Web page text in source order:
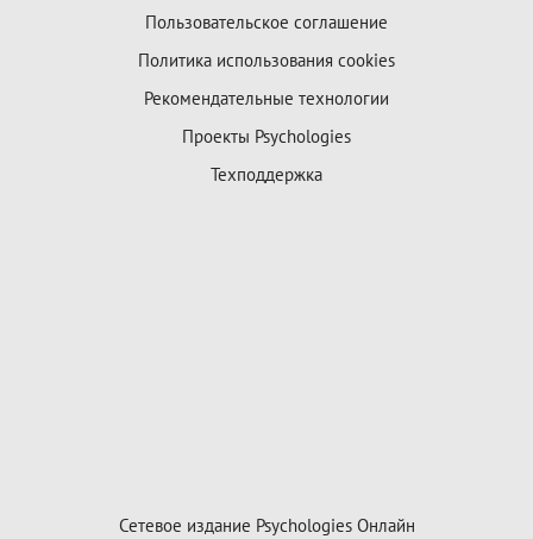
Пользовательское соглашение
Политика использования cookies
Рекомендательные технологии
Проекты Psychologies
Техподдержка
Сетевое издание Psychologies Онлайн